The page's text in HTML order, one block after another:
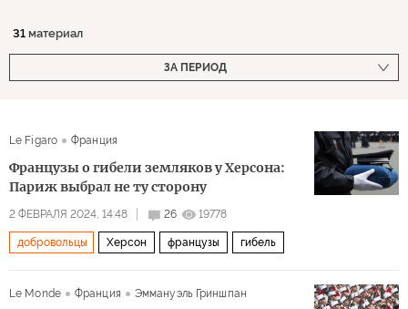
31 материал
ЗА ПЕРИОД
Le Figaro Франция
Французы о гибели земляков у Херсона:
Париж выбрал не ту сторону
2 ФЕВРАЛЯ 2024, 14:48 26 19778
добровольцы Херсон французы гибель
Le Monde Франция Эммануэль Гриншпан